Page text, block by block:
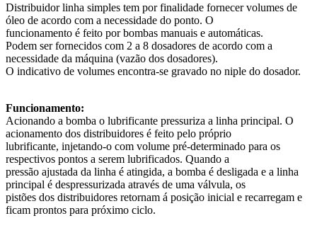
Distribuidor linha simples tem por finalidade fornecer volumes de
óleo de acordo com a necessidade do ponto. O
funcionamento é feito por bombas manuais e automáticas.
Podem ser fornecidos com 2 a 8 dosadores de acordo com a
necessidade da máquina (vazão dos dosadores).
O indicativo de volumes encontra-se gravado no niple do dosador.
Funcionamento:
Acionando a bomba o lubrificante pressuriza a linha principal. O
acionamento dos distribuidores é feito pelo próprio
lubrificante, injetando-o com volume pré-determinado para os
respectivos pontos a serem lubrificados. Quando a
pressão ajustada da linha é atingida, a bomba é desligada e a linha
principal é despressurizada através de uma válvula, os
pistões dos distribuidores retornam á posição inicial e recarregam e
ficam prontos para próximo ciclo.